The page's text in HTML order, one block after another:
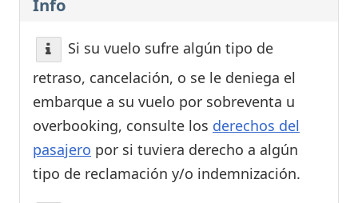
Info
Si su vuelo sufre algún tipo de
retraso, cancelación, o se le deniega el
embarque a su vuelo por sobreventa u
overbooking, consulte los derechos del
pasajero por si tuviera derecho a algún
tipo de reclamación y/o indemnización.